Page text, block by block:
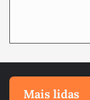
Mais lidas